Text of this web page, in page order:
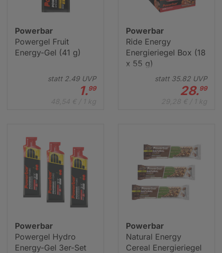
Powerbar
Powergel Fruit
Energy-Gel (41 g)
statt 2.49UVP
1.99
Powerbar
Ride Energy
Energieriegel Box (18
x 55 g)
statt 35.82 UVP
28.99
Powerbar
Powergel Hydro
Energy-Gel 3er-Set
Powerbar
Natural Energy
Cereal Energieriegel